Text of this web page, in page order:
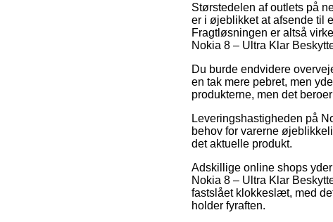
Størstedelen af outlets på
er i øjeblikket at afsende til
Fragtløsningen er altså
Nokia 8 – Ultra Klar
Du burde endvidere
en tak mere pebret, men
produkterne, men det
Leveringshastigheden på
behov for varerne
det aktuelle produkt.
Adskillige online shops
Nokia 8 – Ultra Klar
fastslået klokkeslæt, med
holder fyraften.